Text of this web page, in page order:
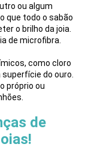
ou algum
que todo o sabão
o brilho da joia.
de microfibra.
como cloro
do ouro.
próprio ou
de